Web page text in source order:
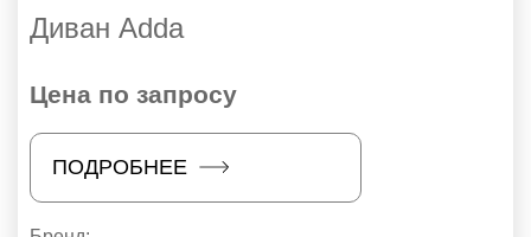
Диван Adda
Цена по запросу
ПОДРОБНЕЕ